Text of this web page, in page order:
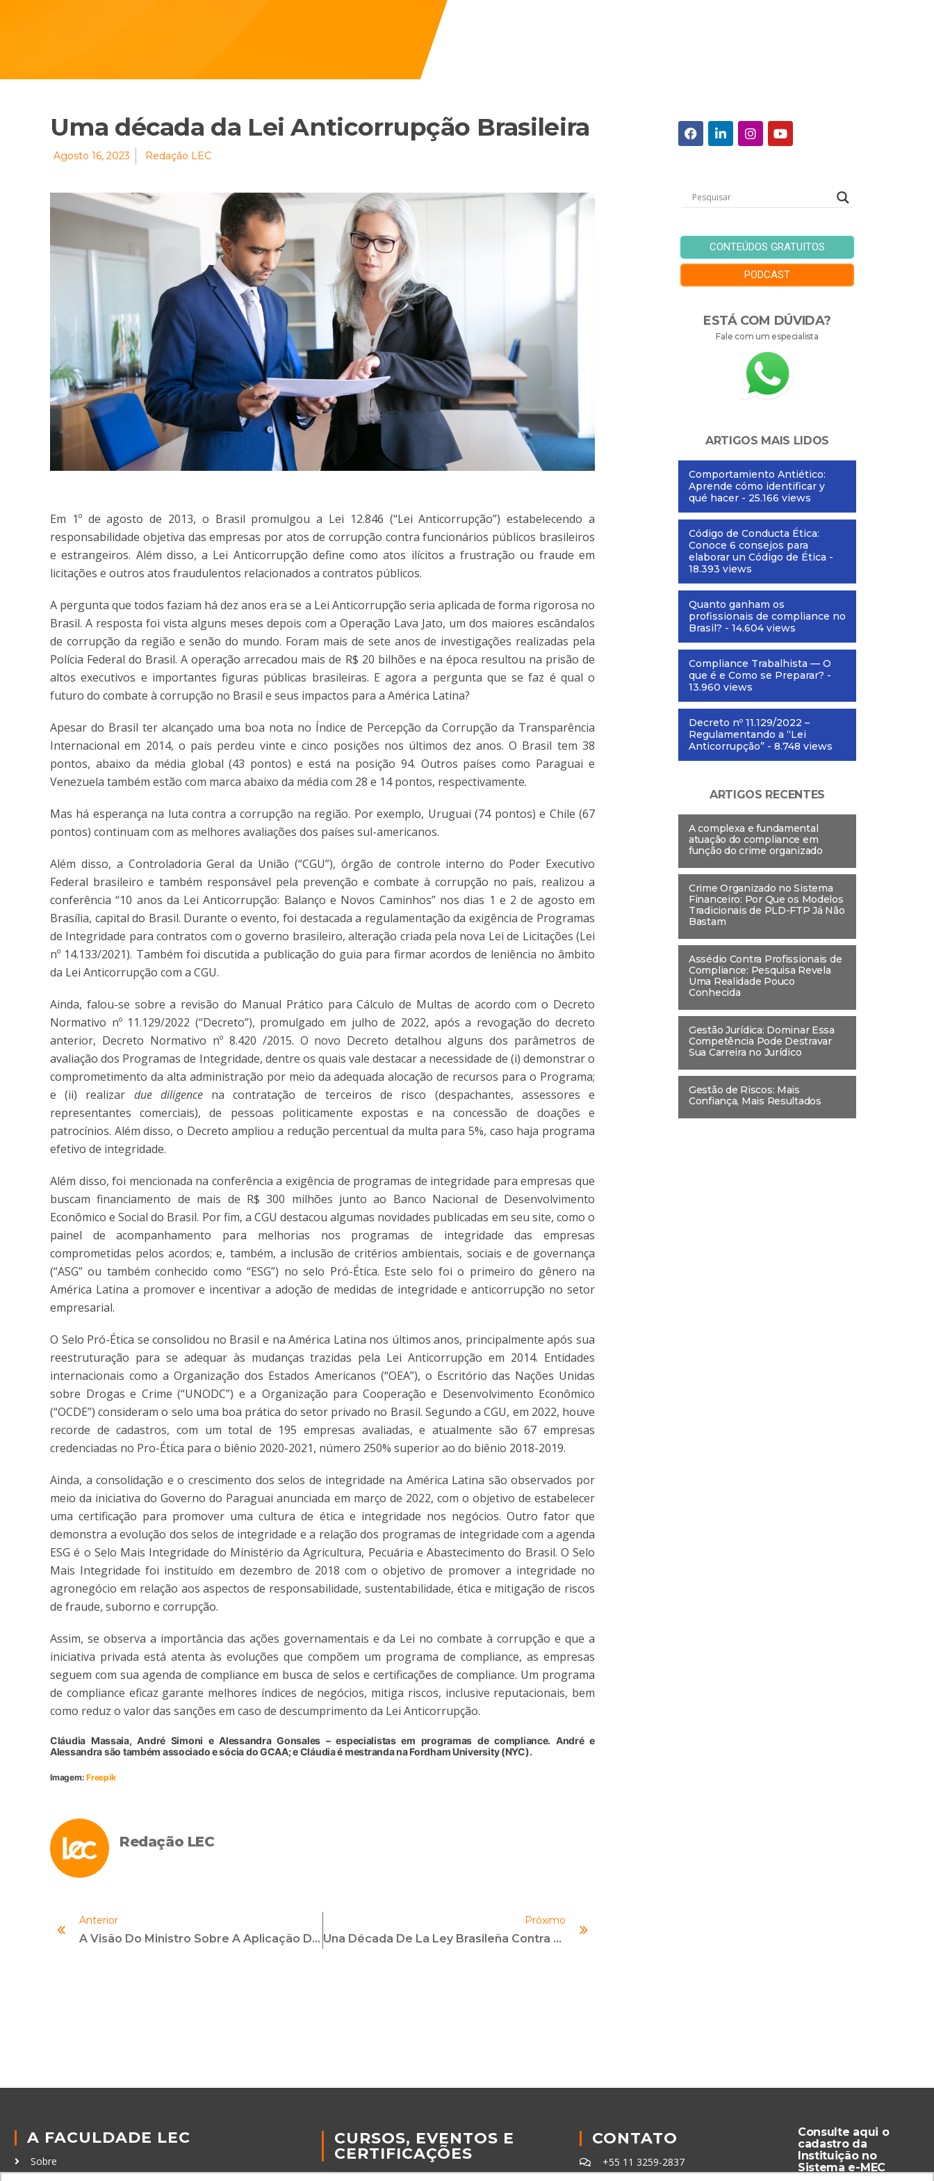
Uma década da Lei Anticorrupção Brasileira
Agosto 16, 2023 Redação LEC
Em 1º de agosto de 2013, o Brasil promulgou a Lei 12.846 (“Lei Anticorrupção”) estabelecendo a
responsabilidade objetiva das empresas por atos de corrupção contra funcionários públicos brasileiros
e estrangeiros. Além disso, a Lei Anticorrupção define como atos ilícitos a frustração ou fraude em
licitações e outros atos fraudulentos relacionados a contratos públicos.
A pergunta que todos faziam há dez anos era se a Lei Anticorrupção seria aplicada de forma rigorosa no
Brasil. A resposta foi vista alguns meses depois com a Operação Lava Jato, um dos maiores escândalos
de corrupção da região e senão do mundo. Foram mais de sete anos de investigações realizadas pela
Polícia Federal do Brasil. A operação arrecadou mais de R$ 20 bilhões e na época resultou na prisão de
altos executivos e importantes figuras públicas brasileiras. E agora a pergunta que se faz é qual o
futuro do combate à corrupção no Brasil e seus impactos para a América Latina?
Apesar do Brasil ter alcançado uma boa nota no Índice de Percepção da Corrupção da Transparência
Internacional em 2014, o país perdeu vinte e cinco posições nos últimos dez anos. O Brasil tem 38
pontos, abaixo da média global (43 pontos) e está na posição 94. Outros países como Paraguai e
Venezuela também estão com marca abaixo da média com 28 e 14 pontos, respectivamente.
Mas há esperança na luta contra a corrupção na região. Por exemplo, Uruguai (74 pontos) e Chile (67
pontos) continuam com as melhores avaliações dos países sul-americanos.
Além disso, a Controladoria Geral da União (“CGU”), órgão de controle interno do Poder Executivo
Federal brasileiro e também responsável pela prevenção e combate à corrupção no país, realizou a
conferência “10 anos da Lei Anticorrupção: Balanço e Novos Caminhos” nos dias 1 e 2 de agosto em
Brasília, capital do Brasil. Durante o evento, foi destacada a regulamentação da exigência de Programas
de Integridade para contratos com o governo brasileiro, alteração criada pela nova Lei de Licitações (Lei
nº 14.133/2021). Também foi discutida a publicação do guia para firmar acordos de leniência no âmbito
da Lei Anticorrupção com a CGU.
Ainda, falou-se sobre a revisão do Manual Prático para Cálculo de Multas de acordo com o Decreto
Normativo nº 11.129/2022 (“Decreto”), promulgado em julho de 2022, após a revogação do decreto
anterior, Decreto Normativo nº 8.420 /2015. O novo Decreto detalhou alguns dos parâmetros de
avaliação dos Programas de Integridade, dentre os quais vale destacar a necessidade de (i) demonstrar o
comprometimento da alta administração por meio da adequada alocação de recursos para o Programa;
e (ii) realizar due diligencena contratação de terceiros de risco (despachantes, assessores e
representantes comerciais), de pessoas politicamente expostas e na concessão de doações e
patrocínios. Além disso, o Decreto ampliou a redução percentual da multa para 5%, caso haja programa
efetivo de integridade.
Além disso, foi mencionada na conferência a exigência de programas de integridade para empresas que
buscam financiamento de mais de R$ 300 milhões junto ao Banco Nacional de Desenvolvimento
Econômico e Social do Brasil. Por fim, a CGU destacou algumas novidades publicadas em seu site, como o
painel de acompanhamento para melhorias nos programas de integridade das empresas
comprometidas pelos acordos; e, também, a inclusão de critérios ambientais, sociais e de governança
(“ASG” ou também conhecido como “ESG”) no selo Pró-Ética. Este selo foi o primeiro do gênero na
América Latina a promover e incentivar a adoção de medidas de integridade e anticorrupção no setor
empresarial.
O Selo Pró-Ética se consolidou no Brasil e na América Latina nos últimos anos, principalmente após sua
reestruturação para se adequar às mudanças trazidas pela Lei Anticorrupção em 2014. Entidades
internacionais como a Organização dos Estados Americanos (“OEA”), o Escritório das Nações Unidas
sobre Drogas e Crime (“UNODC”) e a Organização para Cooperação e Desenvolvimento Econômico
(“OCDE”) consideram o selo uma boa prática do setor privado no Brasil. Segundo a CGU, em 2022, houve
recorde de cadastros, com um total de 195 empresas avaliadas, e atualmente são 67 empresas
credenciadas no Pro-Ética para o biênio 2020-2021, número 250% superior ao do biênio 2018-2019.
Ainda, a consolidação e o crescimento dos selos de integridade na América Latina são observados por
meio da iniciativa do Governo do Paraguai anunciada em março de 2022, com o objetivo de estabelecer
uma certificação para promover uma cultura de ética e integridade nos negócios. Outro fator que
demonstra a evolução dos selos de integridade e a relação dos programas de integridade com a agenda
ESG é o Selo Mais Integridade do Ministério da Agricultura, Pecuária e Abastecimento do Brasil. O Selo
Mais Integridade foi instituído em dezembro de 2018 com o objetivo de promover a integridade no
agronegócio em relação aos aspectos de responsabilidade, sustentabilidade, ética e mitigação de riscos
de fraude, suborno e corrupção.
Assim, se observa a importância das ações governamentais e da Lei no combate à corrupção e que a
iniciativa privada está atenta às evoluções que compõem um programa de compliance, as empresas
seguem com sua agenda de compliance em busca de selos e certificações de compliance. Um programa
de compliance eficaz garante melhores índices de negócios, mitiga riscos, inclusive reputacionais, bem
como reduz o valor das sanções em caso de descumprimento da Lei Anticorrupção.
Cláudia Massaia, André Simoni e Alessandra Gonsales – especialistas em programas de compliance. André e
Alessandra são também associado e sócia do GCAA; e Cláudia é mestranda na Fordham University (NYC).
Imagem:Freepik
Redação LEC
Anterior
A Visão Do Ministro Sobre A Aplicação Da Lei Anticorrupção, Que Faz 10 Anos
Próximo
Una Década De La Ley Brasileña Contra La Corrupción
CONTEÚDOS GRATUITOS
PODCAST
ESTÁ COM DÚVIDA?
Fale com um especialista
ARTIGOS MAIS LIDOS
Comportamiento Antiético:
Aprende cómo identificar y
qué hacer - 25.166 views
Código de Conducta Ética:
Conoce 6 consejos para
elaborar un Código de Ética -
18.393 views
Quanto ganham os
profissionais de compliance no
Brasil? - 14.604 views
Compliance Trabalhista — O
que é e Como se Preparar? -
13.960 views
Decreto nº 11.129/2022 –
Regulamentando a “Lei
Anticorrupção” - 8.748 views
ARTIGOS RECENTES
A complexa e fundamental
atuação do compliance em
função do crime organizado
Crime Organizado no Sistema
Financeiro: Por Que os Modelos
Tradicionais de PLD-FTP Já Não
Bastam
Assédio Contra Profissionais de
Compliance: Pesquisa Revela
Uma Realidade Pouco
Conhecida
Gestão Jurídica: Dominar Essa
Competência Pode Destravar
Sua Carreira no Jurídico
Gestão de Riscos: Mais
Confiança, Mais Resultados
A FACULDADE LEC
Sobre
CURSOS, EVENTOS E
CERTIFICAÇÕES
Online
CONTATO
+55 11 3259-2837
Consulte aqui o
cadastro da
Instituição no
Sistema e-MEC